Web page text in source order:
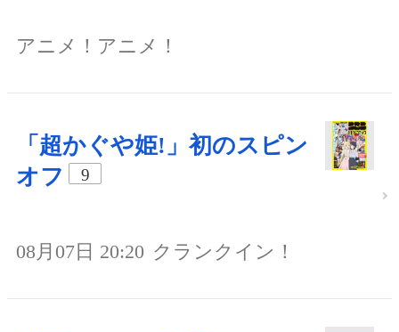
アニメ！アニメ！
「超かぐや姫!」初のスピン
オフ
9
08月07日 20:20 クランクイン！